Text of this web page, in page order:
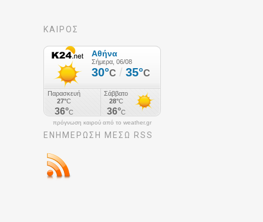
ΚΑΙΡΟΣ
πρόγνωση καιρού από το weather.gr
ΕΝΗΜΈΡΩΣΉ ΜΕΣΩ RSS